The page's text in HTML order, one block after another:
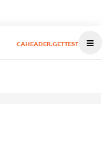
CAHEADER.GETTEST